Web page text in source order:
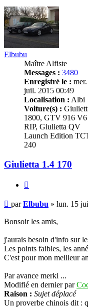
Elbubu
Maître Alfiste
Messages : 3480
Enregistré le :
juil. 2015 00:49
Localisation : Albi
Voiture(s) :
1800, GTV 916
RIP, Giulietta QV
Launch Edition
240
Giulietta 1.4 170
Message
parElbubu » lun. 15
Bonsoir les amis,
j'aurais besoin d'info sur
Les points faibles, les
C'est pour mon meilleur
Par avance merki ...
Modifié en dernier par
Raison : Sujet déplacé
Un proverbe chinois dit :